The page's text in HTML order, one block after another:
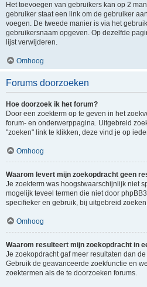
Het toevoegen van gebruikers kan op 2
gebruiker staat een link om de gebruiker
voegen. De tweede manier is via het
gebruikersnaam opgeven. Op dezelfde
lijst verwijderen.
Omhoog
Forums doorzoeken
Hoe doorzoek ik het forum?
Door een zoekterm op te geven in het
forum- en onderwerppagina. Uitgebreid
"zoeken" link te klikken, deze vind je op
Omhoog
Waarom levert mijn zoekopdracht geen
Je zoekterm was hoogstwaarschijnlijk niet
mogelijk teveel termen die niet door
specifieker en gebruik, bij uitgebreid
Omhoog
Waarom resulteert mijn zoekopdracht in
Je zoekopdracht gaf meer resultaten dan
Gebruik de geavanceerde zoekfunctie en
zoektermen als de te doorzoeken forums.